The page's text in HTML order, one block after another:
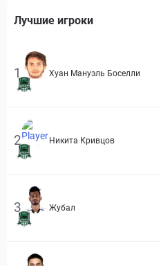
Лучшие игроки
1 Хуан Мануэль Боселли
2 Никита Кривцов
3 Жубал